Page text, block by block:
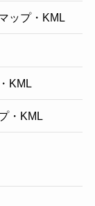
ップ・KML
KML
・KML